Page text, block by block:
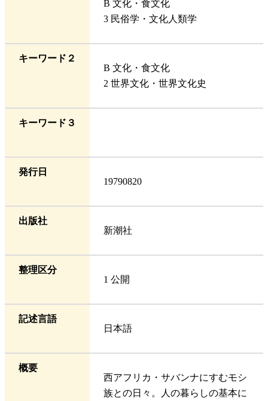
B 文化・食文化
3 民俗学・文化人類学
キーワード２
B 文化・食文化
2 世界文化・世界文化史
キーワード３
発行日
19790820
出版社
新潮社
整理区分
1 公開
記述言語
日本語
概要
西アフリカ・サバンナにすむモシ
族との日々。人の暮らしの基本に